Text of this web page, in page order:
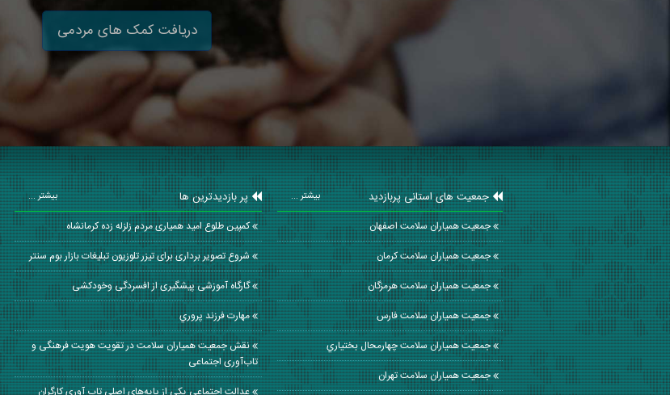
دریافت کمک های مردمی
جمعیت های استانی پربازدید بیشتر ...
جمعیت همیاران سلامت اصفهان
جمعیت همیاران سلامت كرمان
جمعیت همیاران سلامت هرمزگان
جمعیت همیاران سلامت فارس
جمعیت همیاران سلامت چهارمحال بختياري
جمعیت همیاران سلامت تهران
پر بازدیدترین ها بیشتر ...
کمپین طلوع امید همیاری مردم زلزله زده کرمانشاه
شروع تصویر برداری برای تیزر تلوزیون تبلیغات بازار بوم سنتر
گارگاه آموزشی پیشگیری از افسردگی وخودکشی
مهارت فرزند پروري
نقش جمعیت همیاران سلامت در تقویت هویت فرهنگی و
تاب‌آوری اجتماعی
عدالت اجتماعی یکی از پایه‌های اصلی تاب آوری کارگران